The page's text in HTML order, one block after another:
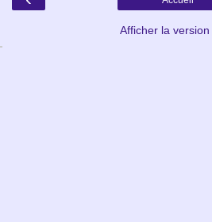
Afficher la version